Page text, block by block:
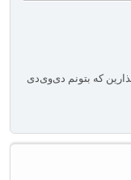
که بتونم دی‌وی‌دی